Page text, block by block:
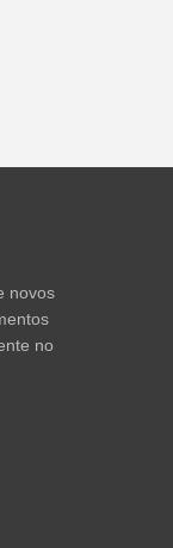
novos
no